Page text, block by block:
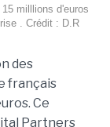
milllions d'euros
. Crédit : D.R
des
français
Ce
Partners